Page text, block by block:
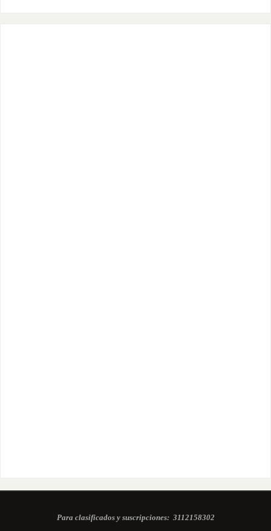
Para clasificados y suscripciones: 3112158302